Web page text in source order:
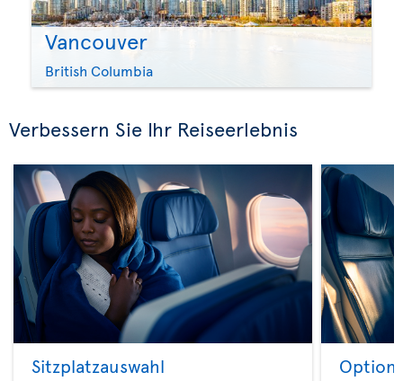
Vancouver
British Columbia
Verbessern Sie Ihr Reiseerlebnis
Sitzplatzauswahl Option